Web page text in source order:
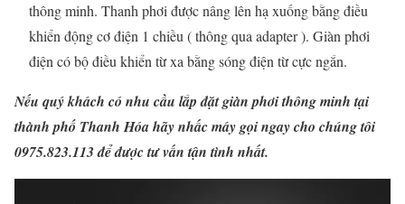
thông minh. Thanh phơi được nâng lên hạ xuống bằng điều
khiển động cơ điện 1 chiều ( thông qua adapter ). Giàn phơi
điện có bộ điều khiển từ xa bằng sóng điện từ cực ngắn.
Nếu quý khách có nhu cầu lắp đặt giàn phơi thông minh tại
thành phố Thanh Hóa hãy nhấc máy gọi ngay cho chúng tôi
0975.823.113 để được tư vấn tận tình nhất.